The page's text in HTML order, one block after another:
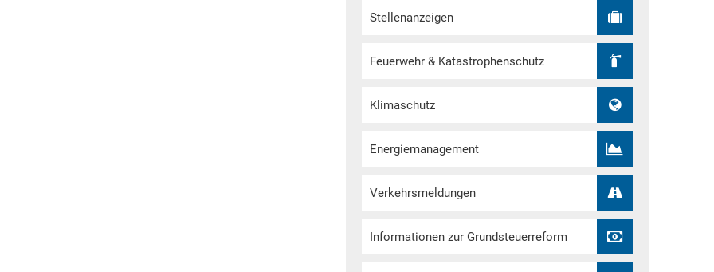
Stellenanzeigen
Feuerwehr & Katastrophenschutz
Klimaschutz
Energiemanagement
Verkehrsmeldungen
Informationen zur Grundsteuerreform